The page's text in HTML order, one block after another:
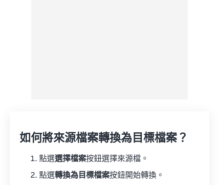
如何將來源檔案轉換為目標檔案？
點選選擇檔案按鈕選擇來源檔。
點選轉換為目標檔案按鈕開始轉換。